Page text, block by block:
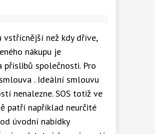
než kdy dříve,
nákupu je
příslibů společnosti. Pro
. Ideální smlouvu
nenalezne. SOS totiž ve
patří například neurčité
úvodní nabídky